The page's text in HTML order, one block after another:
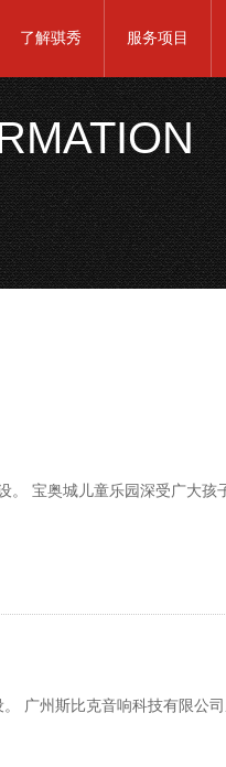
了解骐秀 服务项目
。 宝奥城儿童乐园深受广大
广州斯比克音响科技有限公